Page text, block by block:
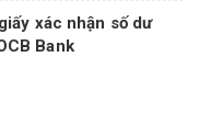
xác nhận số dư
Bank